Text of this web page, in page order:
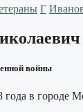
Г
войны
года в городе